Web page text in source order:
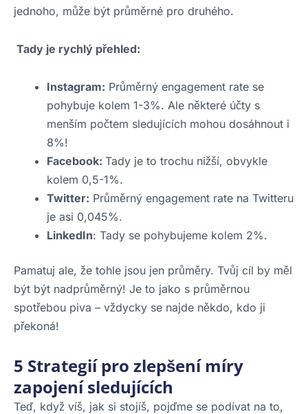
jednoho, může být průměrné pro druhého.
Tady je rychlý přehled:
Instagram: Průměrný engagement rate se
pohybuje kolem 1-3%. Ale některé účty s
menším počtem sledujících mohou dosáhnout i
8%!
Facebook: Tady je to trochu nižší, obvykle
kolem 0,5-1%.
Twitter: Průměrný engagement rate na Twitteru
je asi 0,045%.
LinkedIn: Tady se pohybujeme kolem 2%.
Pamatuj ale, že tohle jsou jen průměry. Tvůj cíl by měl
být být nadprůměrný! Je to jako s průměrnou
spotřebou piva – vždycky se najde někdo, kdo ji
překoná!
5 Strategií pro zlepšení míry
zapojení sledujících
Teď, když víš, jak si stojíš, pojďme se podívat na to,